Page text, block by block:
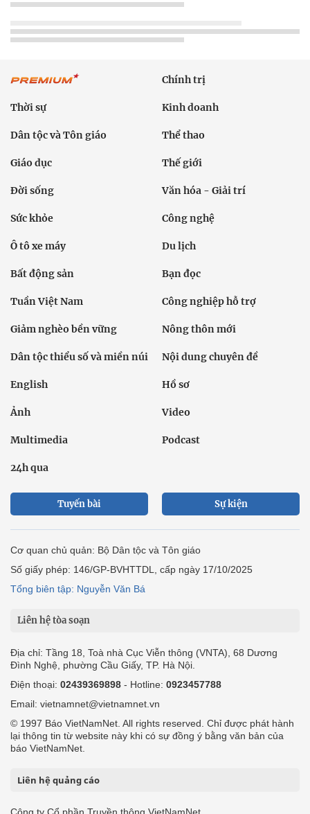
Chính trị
Thời sự Kinh doanh
Dân tộc và Tôn giáo Thể thao
Giáo dục Thế giới
Đời sống Văn hóa - Giải trí
Sức khỏe Công nghệ
Ô tô xe máy Du lịch
Bất động sản Bạn đọc
Tuần Việt Nam Công nghiệp hỗ trợ
Giảm nghèo bền vững Nông thôn mới
Dân tộc thiểu số và miền núi Nội dung chuyên đề
English Hồ sơ
Ảnh Video
Multimedia Podcast
24h qua
Tuyến bài Sự kiện
Cơ quan chủ quản: Bộ Dân tộc và Tôn giáo
Số giấy phép: 146/GP-BVHTTDL, cấp ngày 17/10/2025
Tổng biên tập: Nguyễn Văn Bá
Liên hệ tòa soạn
Địa chỉ: Tầng 18, Toà nhà Cục Viễn thông (VNTA), 68 Dương
Đình Nghệ, phường Cầu Giấy, TP. Hà Nội.
Điện thoại: 02439369898 - Hotline: 0923457788
Email: vietnamnet@vietnamnet.vn
© 1997 Báo VietNamNet. All rights reserved. Chỉ được phát hành
lại thông tin từ website này khi có sự đồng ý bằng văn bản của
báo VietNamNet.
Liên hệ quảng cáo
Công ty Cổ phần Truyền thông VietNamNet